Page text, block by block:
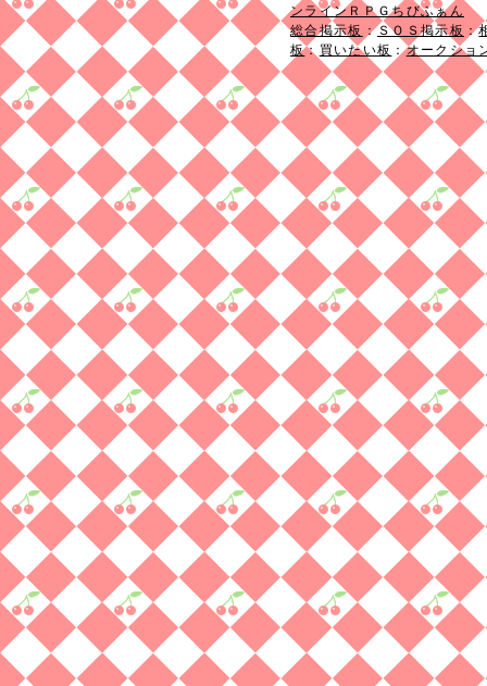
ンラインＲＰＧちびふぁん
総合掲示板 ：ＳＯＳ掲示板 ：
板： 買いたい板 ：オークショ